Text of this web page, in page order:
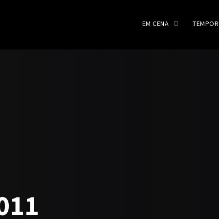
EM CENA